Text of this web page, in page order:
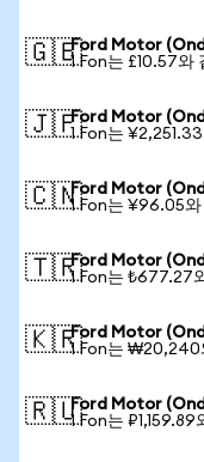
🇬🇧Ford Motor
1 Fon는 £10.57와
🇯🇵Ford Motor
1 Fon는
🇨🇳Ford Motor
1 Fon는 ¥96.05와
🇹🇷Ford Motor
1 Fon는 ₺677.27
🇰🇷Ford Motor
1 Fon는 ₩20,240
🇷🇺Ford Motor
1 Fon는 ₽1,159.89